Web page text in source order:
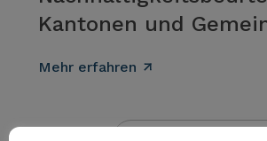
Kantonen und
Mehr erfahren